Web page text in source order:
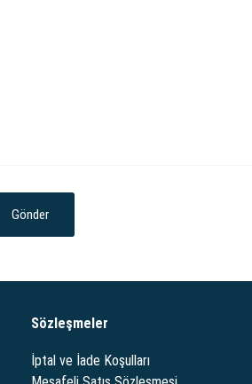
Gönder
Sözleşmeler
İptal ve İade Koşulları